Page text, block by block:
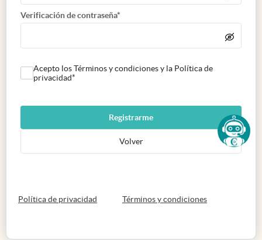
Verificación de contraseña*
Acepto los Términos y condiciones y la Política de
privacidad*
Registrarme
Volver
Política de privacidad abre en nueva pestaña
Términos y condicionesabre en nueva